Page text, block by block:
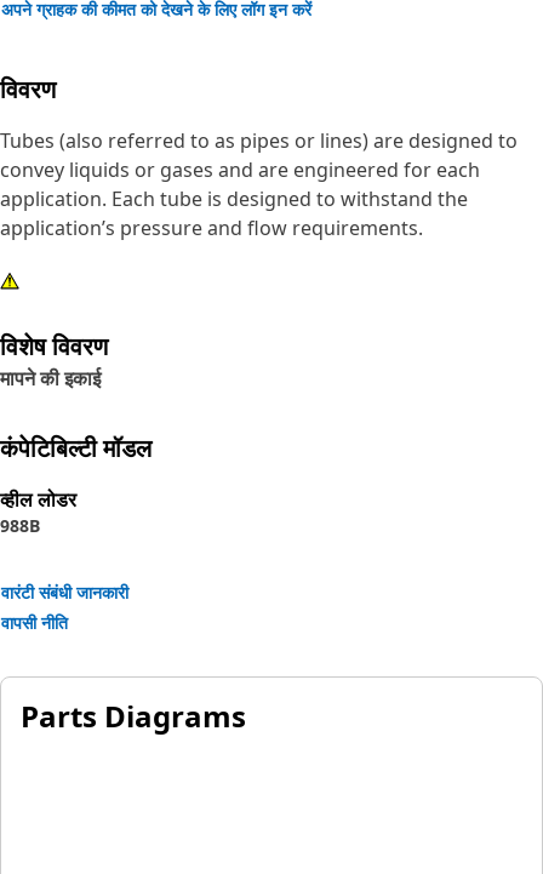
अपने ग्राहक की कीमत को देखने के लिए लॉग इन करें
विवरण
Tubes (also referred to as pipes or lines) are designed to
convey liquids or gases and are engineered for each
application. Each tube is designed to withstand the
application’s pressure and flow requirements.
विशेष विवरण
मापने की इकाई
कंपेटिबिल्टी मॉडल
व्हील लोडर
988B
वारंटी संबंधी जानकारी
वापसी नीति
Parts Diagrams